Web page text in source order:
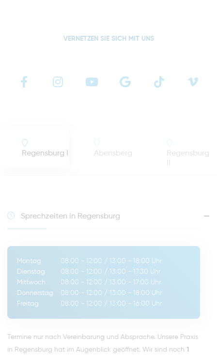
VERNETZEN SIE SICH MIT UNS
Regensburg I Abensberg
Regensburg
Sprechzeiten in Regensburg
Montag 08:00 - 12:00 / 13:00 - 18:00 Uhr
Dienstag
08:00 - 12:00 / 13:00 - 17:30 Uhr
Mittwoch
08:00 - 12:00 / 13:00 - 17:00 Uhr
Donnerstag
08:00 - 12:00 / 13:00 - 18:00 Uhr
Freitag
08:00 - 12:00 / 13:00 - 16:00 Uhr
Termine nur nach Vereinbarung und Absprache. Unsere Praxis
in Regensburg hat im Augenblick geöffnet. Wir sind noch 1